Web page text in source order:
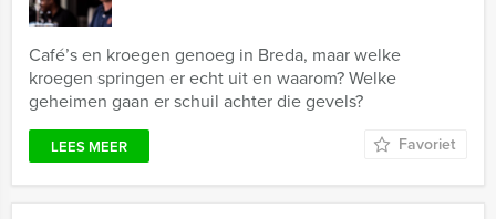
Café’s en kroegen genoeg in Breda, maar welke
kroegen springen er echt uit en waarom? Welke
geheimen gaan er schuil achter die gevels?
LEES MEER Favoriet